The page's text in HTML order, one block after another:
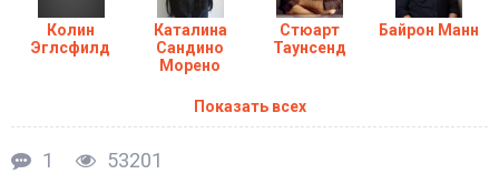
Колин
Эглсфилд
Каталина
Сандино
Морено
Стюарт
Таунсенд
Байрон Манн
Показать всех
1 53201